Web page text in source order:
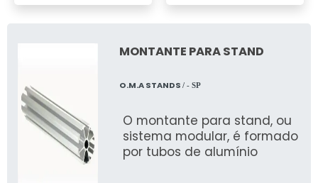
referência em locação de tendas,
Cliente
Nosso compromisso é garantir a satisfação
total dos clientes, oferecendo atendimento
personalizado e soluções sob medida.
MONTANTE PARA STAND
O.M.A STANDS / - SP
O montante para stand, ou
sistema modular, é formado
por tubos de alumínio